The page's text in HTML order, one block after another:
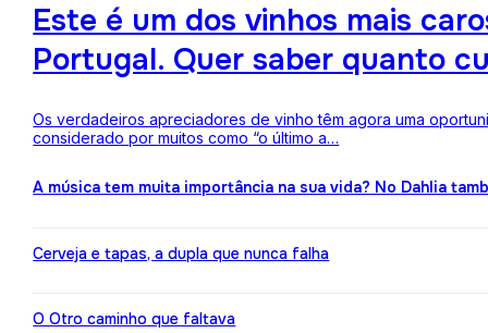
Este é um dos vinhos mais
Portugal. Quer saber quanto
Os verdadeiros apreciadores de vinho têm agora uma
considerado por muitos como “o último a…
A música tem muita importância na sua vida? No Dahlia
Cerveja e tapas, a dupla que nunca falha
O Otro caminho que faltava